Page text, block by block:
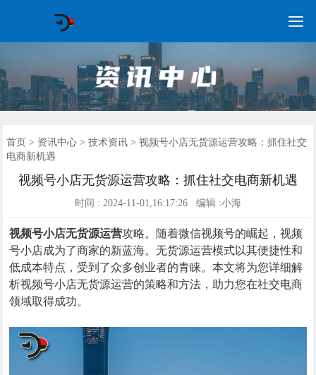

首页
GEO常见问题
GEO优化
海外GEO
网络营销
企业培训
软件开发
政策申报
资讯中心
关于我们
首页 > 资讯中心> 技术资讯> 视频号小店无货源运营攻略：抓住社交
电商新机遇
视频号小店无货源运营攻略：抓住社交电商新机遇
时间 : 2024-11-01,16:17:26 编辑 :小海
视频号小店无货源运营攻略。随着微信视频号的崛起，视频
号小店成为了商家的新蓝海。无货源运营模式以其便捷性和
低成本特点，受到了众多创业者的青睐。本文将为您详细解
析视频号小店无货源运营的策略和方法，助力您在社交电商
领域取得成功。